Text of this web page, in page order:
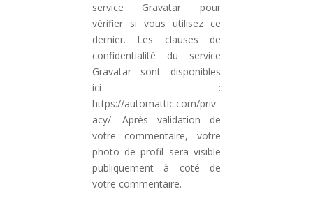
service Gravatar pour
vérifier si vous utilisez ce
dernier. Les clauses de
confidentialité du service
Gravatar sont disponibles
ici :
https://automattic.com/priv
acy/. Après validation de
votre commentaire, votre
photo de profil sera visible
publiquement à coté de
votre commentaire.